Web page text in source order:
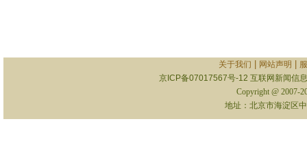
关于我们 网站声明
京ICP备07017567号-12 互联网新闻信
Copyright @ 2007-
地址：北京市海淀区